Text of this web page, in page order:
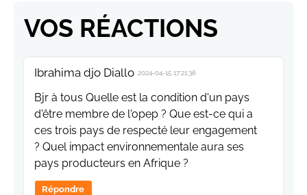
VOS RÉACTIONS
Ibrahima djo Diallo 2024-04-15 17:21:36
Bjr à tous Quelle est la condition d'un pays
d'être membre de l'opep ? Que est-ce qui a
ces trois pays de respecté leur engagement
? Quel impact environnementale aura ses
pays producteurs en Afrique ?
Répondre